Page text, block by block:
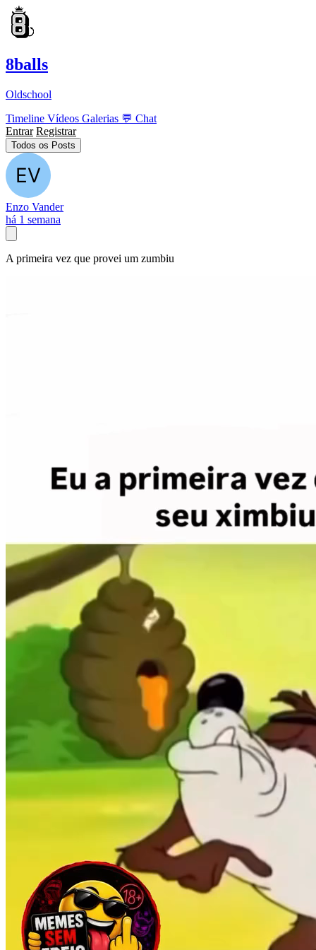
8balls
Oldschool
Timeline Vídeos Galerias 💬 Chat
Entrar Registrar
Todos os Posts
Enzo Vander
há 1 semana
A primeira vez que provei um zumbiu